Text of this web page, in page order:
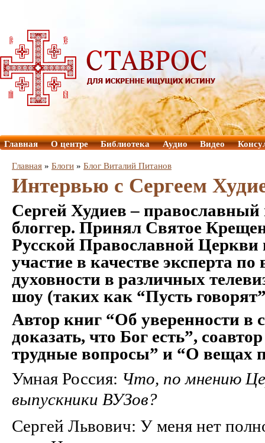
Главная О центре Библиотека Аудио Видео
Главная » Блоги » Блог Виталий Питанов
Интервью с Сергеем
Сергей Худиев – православный
блоггер. Принял Святое
Русской Православной Церкви
участие в качестве эксперта
духовности в различных
шоу (таких как “Пусть
Автор книг “Об уверенности в
доказать, что Бог есть”,
трудные вопросы” и “О вещах
Умная Россия: Что, по мнению
выпускники ВУЗов?
Сергей Львович: У меня нет